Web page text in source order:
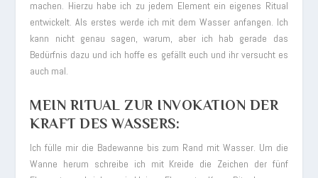
machen. Hierzu habe ich zu jedem Element ein eigenes Ritual
entwickelt. Als erstes werde ich mit dem Wasser anfangen. Ich
kann nicht genau sagen, warum, aber ich hab gerade das
Bedürfnis dazu und ich hoffe es gefällt euch und ihr versucht es
auch mal.
MEIN RITUAL ZUR INVOKATION DER
KRAFT DES WASSERS:
Ich fülle mir die Badewanne bis zum Rand mit Wasser. Um die
Wanne herum schreibe ich mit Kreide die Zeichen der fünf